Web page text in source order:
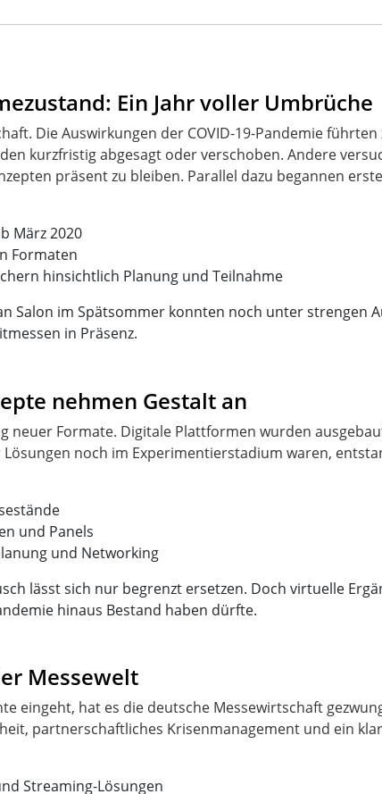
Ein Jahr voller Umbrüche
Die Auswirkungen der COVID-19-Pandemie
kurzfristig abgesagt oder verschoben. Andere
präsent zu bleiben. Parallel dazu begannen
März 2020
Formaten
hinsichtlich Planung und Teilnahme
Salon im Spätsommer konnten noch unter strengen
in Präsenz.
nehmen Gestalt an
neuer Formate. Digitale Plattformen wurden
noch im Experimentierstadium waren,
und Panels
und Networking
lässt sich nur begrenzt ersetzen. Doch virtuelle
hinaus Bestand haben dürfte.
Messewelt
eingeht, hat es die deutsche Messewirtschaft
partnerschaftliches Krisenmanagement und ein
Streaming-Lösungen